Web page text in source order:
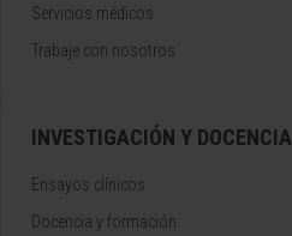
Servicios médicos
Trabaje con nosotros
INVESTIGACIÓN Y DOCENCIA
Ensayos clínicos
Docencia y formación